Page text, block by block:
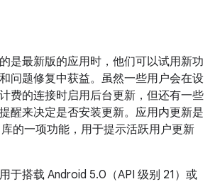
是最新版的应用时，他们可以试用新功
问题修复中获益。虽然一些用户会在设
费的连接时启用后台更新，但还有一些
醒来决定是否安装更新。应用内更新是
的一项功能，用于提示活跃用户更新
于搭载 Android 5.0（API 级别 21）或